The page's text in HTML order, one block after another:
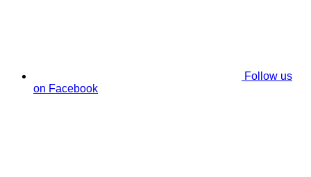
Follow us
on Facebook